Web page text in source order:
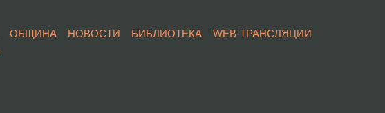
ОБЩИНА НОВОСТИ БИБЛИОТЕКА
WEB-ТРАНСЛЯЦИИ